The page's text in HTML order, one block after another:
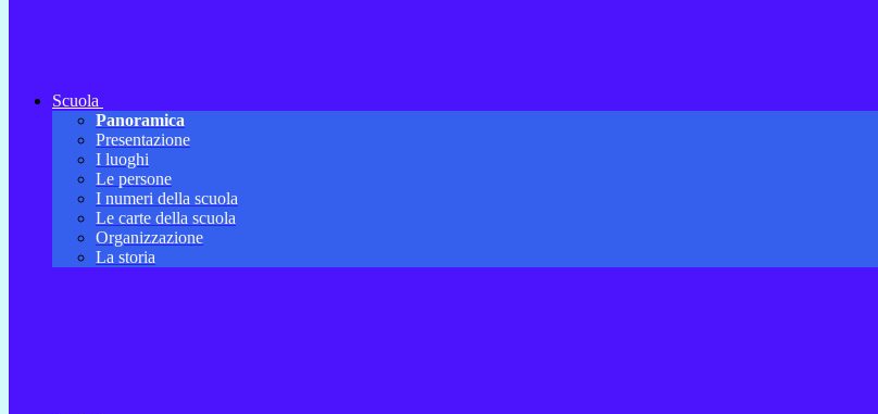
Scuola
Panoramica
Presentazione
I luoghi
Le persone
I numeri della scuola
Le carte della scuola
Organizzazione
La storia